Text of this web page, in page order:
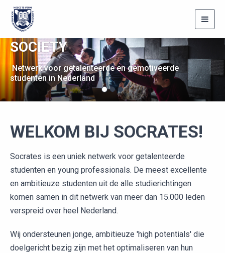
SOCRATES
INTERNATIONAL HONOUR
SOCIETY
Netwerk voor getalenteerde en gemotiveerde
studenten in Nederland
Previous
WELKOM BIJ SOCRATES!
Socrates is een uniek netwerk voor getalenteerde
studenten en young professionals. De meest excellente
en ambitieuze studenten uit de alle studierichtingen
komen samen in dit netwerk van meer dan 15.000 leden
verspreid over heel Nederland.
Wij ondersteunen jonge, ambitieuze 'high potentials' die
doelgericht bezig zijn met het optimaliseren van hun